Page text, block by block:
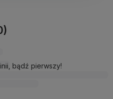
bądź pierwszy!